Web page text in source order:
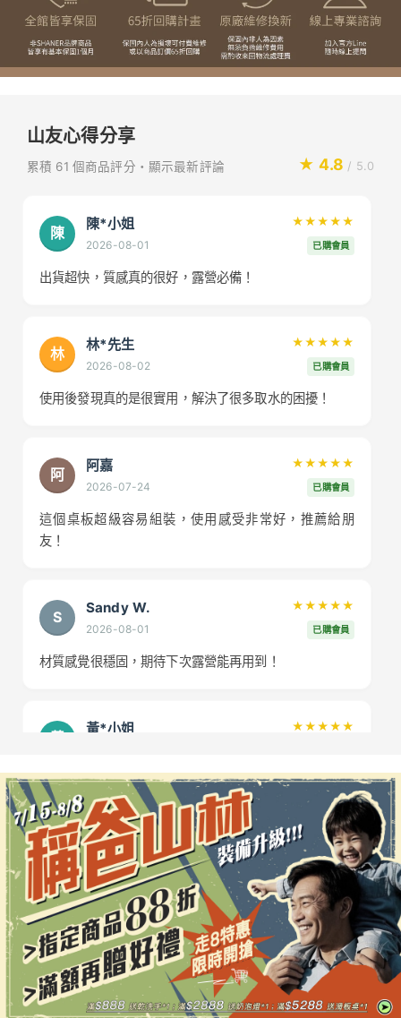
山友心得分享
累積 61 個商品評分・顯示最新評論 ★ 4.8 / 5.0
陳
陳*小姐
2026-08-01
★★★★★
已購會員
出貨超快，質感真的很好，露營必備！
林
林*先生
2026-08-02
★★★★★
已購會員
使用後發現真的是很實用，解決了很多取水的困擾！
阿
阿嘉
2026-07-24
★★★★★
已購會員
這個桌板超級容易組裝，使用感受非常好，推薦給朋
友！
S
Sandy W.
2026-08-01
★★★★★
已購會員
材質感覺很穩固，期待下次露營能再用到！
黃
黃*小姐 ★★★★★
大力推薦！真的很好用，解決了我澆水的難題！
張
張*先生
2026-08-01
★★★★★
已購會員
設計很巧妙，但希望可以再輕便一點，使用上還是很方
便！
小
小美
2026-07-28
★★★★★
已購會員